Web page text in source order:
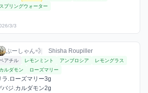
スプリングウォーター
3/3
ズミックスを見る
ーしゃん💨 / お店シーシャ / 2026年3月5
ぷーしゃん💨| Shisha Roupiller
用フレーバー
アチル レモンミント アンブロシア
レモングラス
カルダモン
ローズマリー
メント
ラ.ローズマリー3g
バジ.カルダモン2g
価